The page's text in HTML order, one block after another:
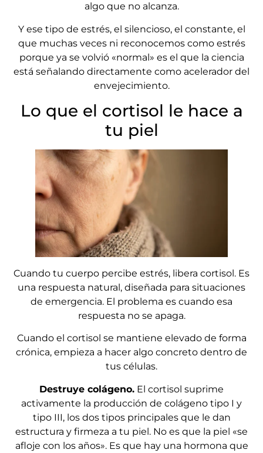
algo que no alcanza.
Y ese tipo de estrés, el silencioso, el constante, el
que muchas veces ni reconocemos como estrés
porque ya se volvió «normal» es el que la ciencia
está señalando directamente como acelerador del
envejecimiento.
Lo que el cortisol le hace a
tu piel
Cuando tu cuerpo percibe estrés, libera cortisol. Es
una respuesta natural, diseñada para situaciones
de emergencia. El problema es cuando esa
respuesta no se apaga.
Cuando el cortisol se mantiene elevado de forma
crónica, empieza a hacer algo concreto dentro de
tus células.
Destruye colágeno. El cortisol suprime
activamente la producción de colágeno tipo I y
tipo III, los dos tipos principales que le dan
estructura y firmeza a tu piel. No es que la piel «se
afloje con los años». Es que hay una hormona que